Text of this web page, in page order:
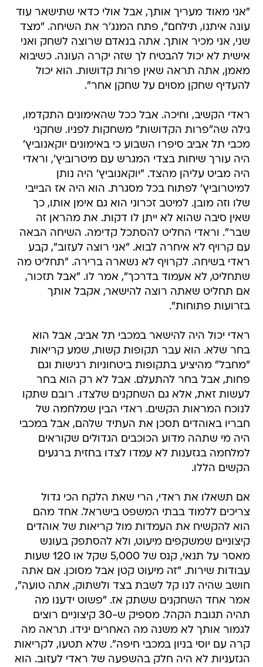
"אני מאוד מעריך אותך, אבל אולי כדאי שתישאר עוד
עונה איתנו, תילחם", פתח המנג'ר את השיחה. "מצד
שני, אני מכיר אותך. אתה בנאדם שרוצה לשחק ואני
אישית לא יכול להבטיח לך שזה יקרה העונה. כשיבוא
מאמן, אתה תראה שאין פרות קדושות. הוא יכול
להעדיף שחקן מסוים על שחקן אחר".
ראדי הקשיב, וחיכה. אבל ככל שהאימונים התקדמו,
גילה שה"פרות הקדושות" משחקות לפניו. שחקני
מכבי תל אביב סיפרו השבוע כי באימונים יוקאנוביץ'
היה עורך שיחות בצדי המגרש עם מיטרוביץ', וראדי
היה מביט עליהן מהצד. "יוקאנוביץ' היה נותן
למיטרוביץ' לפתוח בכל מסגרת. הוא היה אז הבייבי
שלו וזה מובן. למיטב זכרוני הוא גם אימן אותו, כך
שאין סיבה שהוא לא ייתן לו דקות. את מהראן זה
שבר". וראדי החליט להסתכל קדימה. השיחה הבאה
עם קרויף לא איחרה לבוא. "אני רוצה לעזוב", קבע
ראדי בשיחה. לקרויף לא נשארה ברירה. "תחליט מה
שתחליט, לא אעמוד בדרכך", אמר לו. "אבל תזכור,
אם תחליט שאתה רוצה להישאר, אקבל אותך
בזרועות פתוחות".
ראדי יכול היה להישאר במכבי תל אביב, אבל הוא
בחר שלא. הוא עבר תקופות קשות, שמע קריאות
"מחבל" מהיציע בתקופות ביטחוניות רגישות וגם
פחות, אבל בחר להתעלם. אבל לא רק הוא בחר
לעשות זאת, אלא גם השחקנים שלצדו. רובם שתקו
לנוכח המראות הקשים. ראדי הבין שמלחמה של
חבריו באוהדים תסכן את העתיד שלהם, אבל במכבי
היה מי שתהה מדוע הכוכבים הגדולים שקוראים
למלחמה בגזענות לא עמדו לצדו בחזית ברגעים
הקשים הללו.
אם תשאלו את ראדי, הרי שאת הלקח הכי גדול
צריכים ללמוד בבתי המשפט בישראל. אחד מהם
הוא להקשיח את העמדות מול קריאות של אוהדים
קיצוניים שמשקפים מיעוט, ולא להסתפק בעונש
מאסר על תנאי, קנס של 5,000 שקל או 120 שעות
עבודות שירות. "זה מיעוט קטן אבל מסוכן. אם אתה
חושב שהיה לנו קל לשבת בצד ולשתוק, אתה טועה",
אמר אחד השחקנים ששתק אז. "פשוט ידענו מה
תהיה תגובת הקהל. מספיק ש-30 קיצוניים רוצים
לגמור אותך לא משנה מה האחרים יגידו. תראה מה
קרה עם יוסי בניון במכבי חיפה". שלא תטעו, לקריאות
הגזעניות לא היה חלק בהשפעה של ראדי לעזוב. הוא